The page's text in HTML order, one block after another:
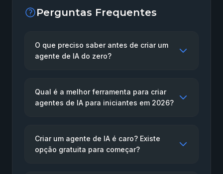
Perguntas Frequentes
O que preciso saber antes de criar um
agente de IA do zero?
Qual é a melhor ferramenta para criar
agentes de IA para iniciantes em 2026?
Criar um agente de IA é caro? Existe
opção gratuita para começar?